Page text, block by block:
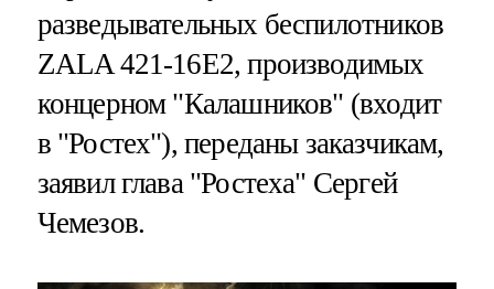
разведывательных беспилотников
ZALA 421-16Е2, производимых
концерном "Калашников" (входит
в "Ростех"), переданы заказчикам,
заявил глава "Ростеха" Сергей
Чемезов.